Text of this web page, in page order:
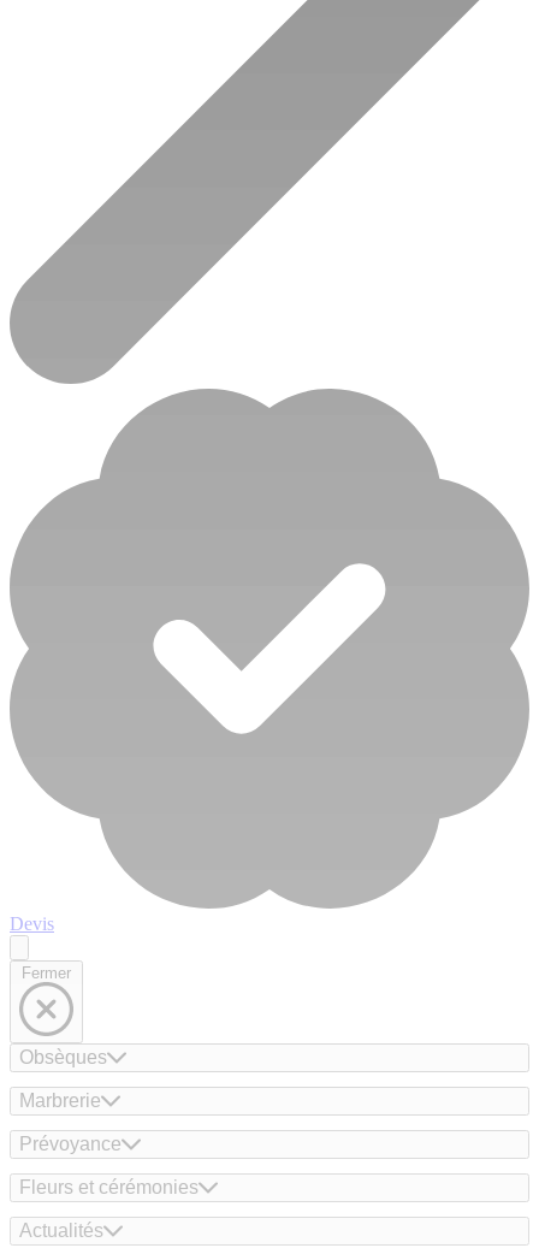
Devis
Fermer
Obsèques
Marbrerie
Prévoyance
Fleurs et cérémonies
Actualités